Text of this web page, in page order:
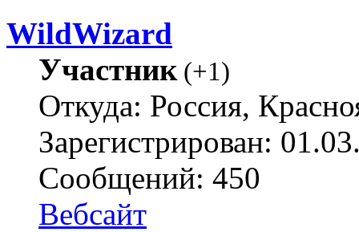
WildWizard
Участник(+1)
Откуда: Россия,
Зарегистрирован:
Сообщений: 450
Вебсайт